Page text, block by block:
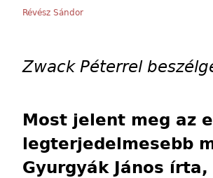
Révész Sándor
Zwack Péterrel
Most jelent meg az
legterjedelmesebb
Gyurgyák János